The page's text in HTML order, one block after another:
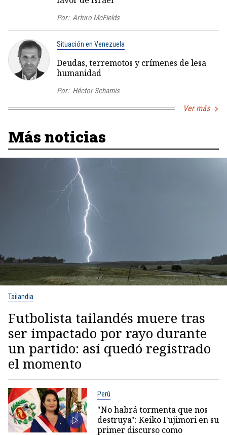
Por: Arturo McFields
Situación en Venezuela
Deudas, terremotos y crímenes de lesa
humanidad
Por: Héctor Schamis
Ver más
Más noticias
Tailandia
Futbolista tailandés muere tras
ser impactado por rayo durante
un partido: así quedó registrado
el momento
Perú
"No habrá tormenta que nos
destruya": Keiko Fujimori en su
primer discurso como